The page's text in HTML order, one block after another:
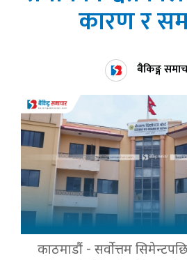
कारण र
बैकिङ्ग
काठमाडौं - सर्वोत्तम